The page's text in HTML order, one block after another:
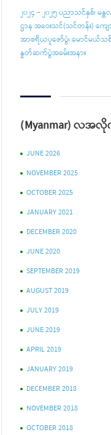
၂၀၂၄ – ၂၀၂၅ ပညာသင်နှစ်၊
ဌာန အဝေးသင်(သင်တန်း) ကျော
အာစရိယပူဇော်ပွဲ၊ မောင်မယ်
နှုတ်ဆက်ပွဲအခမ်းအနား
(Myanmar) လအလို
JUNE 2026
NOVEMBER 2025
OCTOBER 2025
JANUARY 2021
DECEMBER 2020
JUNE 2020
SEPTEMBER 2019
AUGUST 2019
JULY 2019
JUNE 2019
APRIL 2019
JANUARY 2019
DECEMBER 2018
NOVEMBER 2018
OCTOBER 2018